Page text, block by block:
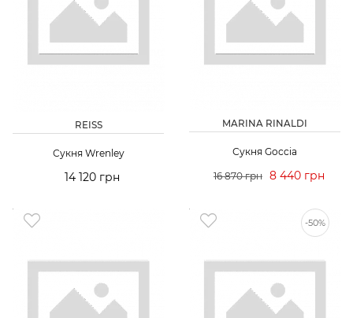
REISS
Сукня Wrenley
14 120 грн
MARINA RINALDI
Сукня Goccia
16 870 грн 8 440 грн
-50%